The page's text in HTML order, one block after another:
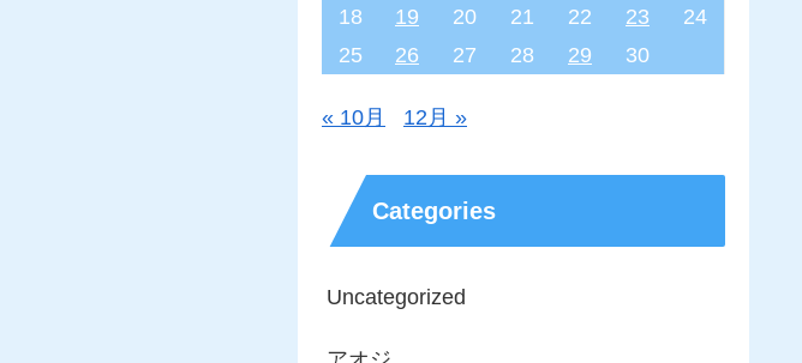
18
19 20 21 22 23
24
25
26 27 28 29 30
« 10月 12月 »
Categories
Uncategorized